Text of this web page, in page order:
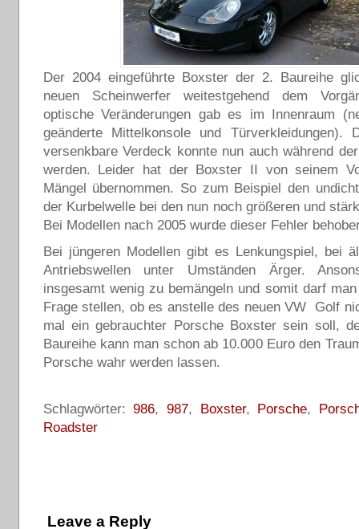
Der 2004 eingeführte Boxster der 2. Baureihe
neuen Scheinwerfer weitestgehend dem
optische Veränderungen gab es im Innenraum
geänderte Mittelkonsole und Türverkleidungen).
versenkbare Verdeck konnte nun auch während
werden. Leider hat der Boxster II von seinem
Mängel übernommen. So zum Beispiel den
der Kurbelwelle bei den nun noch größeren und
Bei Modellen nach 2005 wurde dieser Fehler
Bei jüngeren Modellen gibt es Lenkungspiel, bei
Antriebswellen unter Umständen Ärger.
insgesamt wenig zu bemängeln und somit darf
Frage stellen, ob es anstelle des neuen VW Golf
mal ein gebrauchter Porsche Boxster sein soll,
Baureihe kann man schon ab 10.000 Euro den
Porsche wahr werden lassen.
Schlagwörter:986, 987, Boxster, Porsche,
Roadster
Leave a Reply